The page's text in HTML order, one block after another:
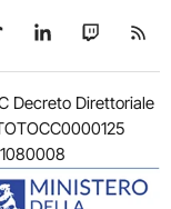
Telegram
su TikTok
Seguici su
Seguici
Decreto Direttoriale